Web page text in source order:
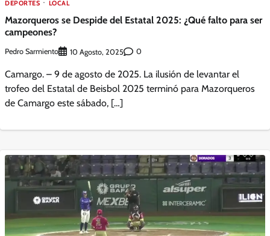
DEPORTES LOCAL
Mazorqueros se Despide del Estatal 2025: ¿Qué falto para ser
campeones?
Pedro Sarmiento 10 Agosto, 2025 0
Camargo. – 9 de agosto de 2025. La ilusión de levantar el
trofeo del Estatal de Beisbol 2025 terminó para Mazorqueros
de Camargo este sábado, […]